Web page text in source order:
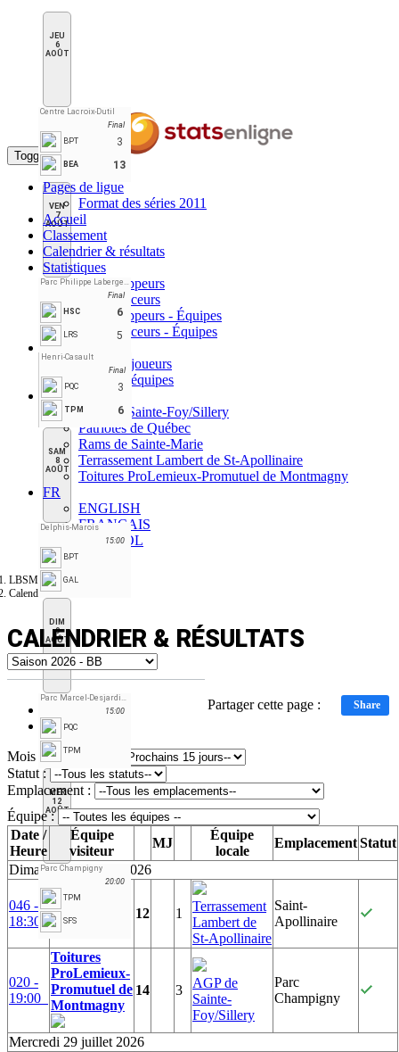
JEU
6
AOÛT
Centre Lacroix-Dutil
Final
BPT
3
BEA 13
VEN
7
AOÛT
Parc Philippe Laberge (Grandes Pointes)
Final
HSC
6
LRS 5
Henri-Casault
Final
PQC
3
TPM 6
SAM
8
AOÛT
Delphis-Marois
15:00
BPT
GAL
DIM
9
AOÛT
Parc Marcel-Desjardins
15:00
PQC
TPM
MER
12
AOÛT
Parc Champigny
20:00
TPM
SFS
Toggle navigation
Pages de ligue
Format des séries 2011
Accueil
Classement
Calendrier & résultats
Statistiques
Stats Frappeurs
Stats Lanceurs
Stats Frappeurs - Équipes
Stats Lanceurs - Équipes
Meneurs
Meneurs joueurs
Meneurs équipes
Équipes
AGP de Sainte-Foy/Sillery
Patriotes de Québec
Rams de Sainte-Marie
Terrassement Lambert de St-Apollinaire
Toitures ProLemieux-Promutuel de Montmagny
FR
ENGLISH
FRANÇAIS
ESPAÑOL
LBSMQ
Calendrier & résultats
CALENDRIER & RÉSULTATS
Partager cette page : Share
Vue tableau
Vue calendrier
Mois :
Statut :
Emplacement :
Équipe :
Date /
Heure
Équipe
visiteur
MJ
Équipe
locale
EmplacementStatut
Dimanche 26 juillet 2026
046 -
18:30
Patriotes de
Québec
12 1
Terrassement
Lambert de
St-Apollinaire
Saint-
Apollinaire
020 -
19:00
Toitures
ProLemieux-
Promutuel de
Montmagny
14 3
AGP de
Sainte-
Foy/Sillery
Parc
Champigny
Mercredi 29 juillet 2026